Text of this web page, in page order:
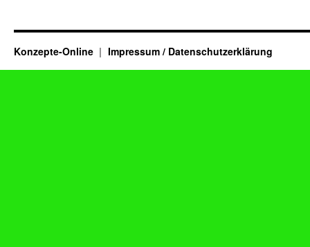
Konzepte-Online Impressum / Datenschutzerklärung